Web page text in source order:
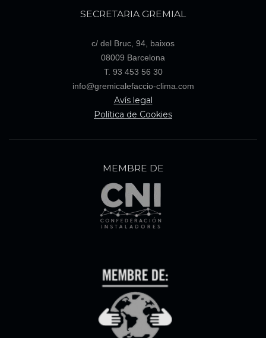
SECRETARIA GREMIAL
c/ del Bruc, 94, baixos
08009 Barcelona
T. 93 453 56 30
info@gremicalefaccio-clima.com
Avís legal
Política de Cookies
MEMBRE DE